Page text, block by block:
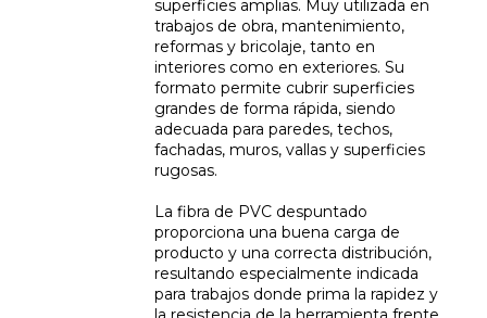
superficies amplias. Muy utilizada en
trabajos de obra, mantenimiento,
reformas y bricolaje, tanto en
interiores como en exteriores. Su
formato permite cubrir superficies
grandes de forma rápida, siendo
adecuada para paredes, techos,
fachadas, muros, vallas y superficies
rugosas.
La fibra de PVC despuntado
proporciona una buena carga de
producto y una correcta distribución,
resultando especialmente indicada
para trabajos donde prima la rapidez y